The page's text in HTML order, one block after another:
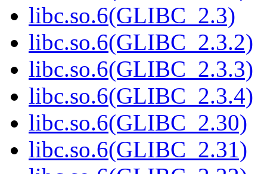
libc.so.6(GLIBC_2.3)
libc.so.6(GLIBC_2.3.2)
libc.so.6(GLIBC_2.3.3)
libc.so.6(GLIBC_2.3.4)
libc.so.6(GLIBC_2.30)
libc.so.6(GLIBC_2.31)